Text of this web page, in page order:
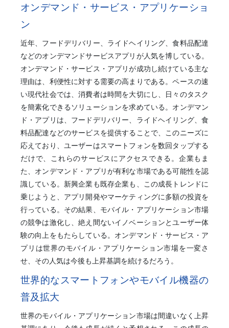
オンデマンド・サービス・アプリケーショ
ン
近年、フードデリバリー、ライドヘイリング、食料品配達
などのオンデマンドサービスアプリが人気を博している。
オンデマンド・サービス・アプリが成功し続けている主な
理由は、利便性に対する需要の高まりである。ペースの速
い現代社会では、消費者は時間を大切にし、日々のタスク
を簡素化できるソリューションを求めている。オンデマン
ド・アプリは、フードデリバリー、ライドヘイリング、食
料品配達などのサービスを提供することで、このニーズに
応えており、ユーザーはスマートフォンを数回タップする
だけで、これらのサービスにアクセスできる。企業もま
た、オンデマンド・アプリが有利な市場である可能性を認
識している。新興企業も既存企業も、この成長トレンドに
乗じようと、アプリ開発やマーケティングに多額の投資を
行っている。その結果、モバイル・アプリケーション市場
の競争は激化し、絶え間ないイノベーションとユーザー体
験の向上をもたらしている。オンデマンド・サービス・ア
プリは世界のモバイル・アプリケーション市場を一変さ
せ、その人気は今後も上昇基調を続けるだろう。
世界的なスマートフォンやモバイル機器の
普及拡大
世界のモバイル・アプリケーション市場は間違いなく上昇